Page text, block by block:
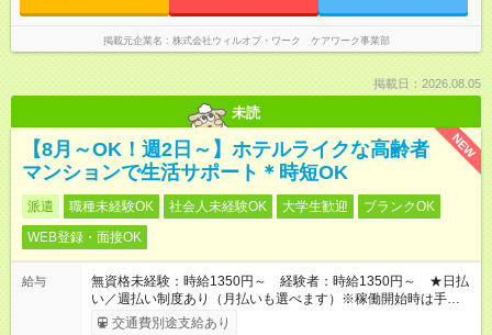
掲載元企業名 株式会社ウィルオブ・ワーク ケアワーク事業部
掲載日：2026.08.05
未読
NEW
【8月～OK！週2日～】ホテルライクな高齢者
マンションで生活サポート＊時短OK
派遣 職種未経験OK 社会人未経験OK 大学生歓迎
ブランクOK
WEB登録・面接OK
給与
無資格未経験：時給1350円～ 経験者：時給1350円～ ★日払
い／週払い制度あり（月払いも選べます）※稼働開始時は手続き
完了次第のお支払いとなります。
交通費別途支給あり